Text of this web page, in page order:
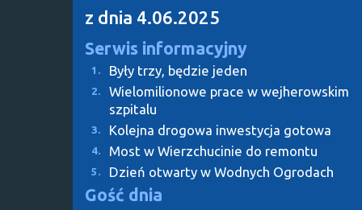
z dnia 4.06.2025
Serwis informacyjny
1. Były trzy, będzie jeden
2.
Wielomilionowe prace w wejherowskim
szpitalu
3. Kolejna drogowa inwestycja gotowa
4. Most w Wierzchucinie do remontu
5. Dzień otwarty w Wodnych Ogrodach
Gość dnia